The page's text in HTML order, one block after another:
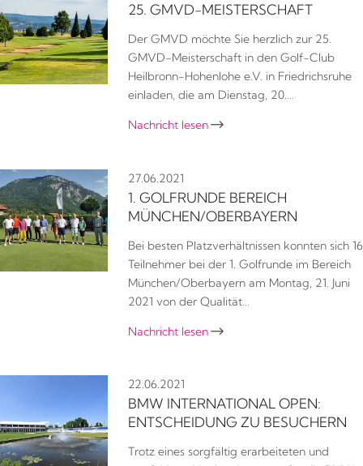
25. GMVD-MEISTERSCHAFT
Der GMVD möchte Sie herzlich zur 25.
GMVD-Meisterschaft in den Golf-Club
Heilbronn-Hohenlohe e.V. in Friedrichsruhe
einladen, die am Dienstag, 20.…
Nachricht lesen 
27.06.2021
1. GOLFRUNDE BEREICH
MÜNCHEN/OBERBAYERN
Bei besten Platzverhältnissen konnten sich 16
Teilnehmer bei der 1. Golfrunde im Bereich
München/Oberbayern am Montag, 21. Juni
2021 von der Qualität…
Nachricht lesen 
22.06.2021
BMW INTERNATIONAL OPEN:
ENTSCHEIDUNG ZU BESUCHERN
Trotz eines sorgfältig erarbeiteten und